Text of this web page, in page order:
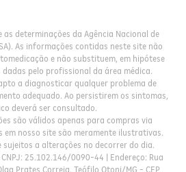
as determinações da Agência Nacional de
As informações contidas neste site não
e não substituem, em hipótese
pelo profissional da área médica.
a diagnosticar qualquer problema de
adequado. Ao persistirem os sintomas,
deverá ser consultado.
são válidos apenas para compras via
nosso site são meramente ilustrativas.
sujeitos a alterações no decorrer do dia.
25.102.146/0090-44 | Endereço: Rua
Prates Correia, Teófilo Otoni/MG - CEP